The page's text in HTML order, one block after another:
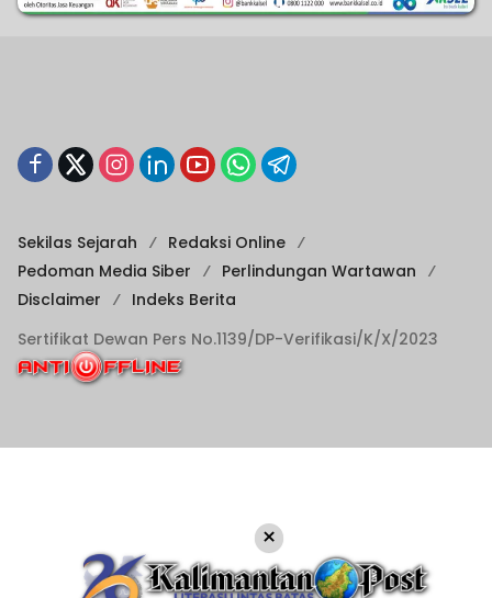
Sekilas Sejarah
Redaksi Online
Pedoman Media Siber
Perlindungan Wartawan
Disclaimer
Indeks Berita
Sertifikat Dewan Pers No.1139/DP-Verifikasi/K/X/2023
×